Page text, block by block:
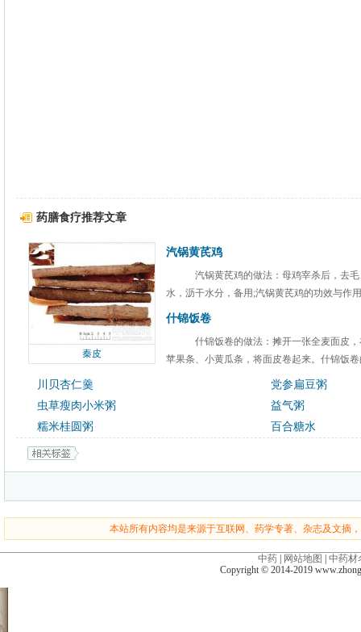
药膳食疗推荐文章
秦皮
汽锅黄芪鸡
汽锅黄芪鸡的做法：母鸡宰杀后，去
水，沥干水分，备用;汽锅黄芪鸡的功效与作
什锦饭卷
什锦饭卷的做法：摊开一张全麦面皮
苹果条、小黄瓜条，将面皮卷起来。什锦饭
川贝杏仁羹
党参扁豆粥
虫草瘦肉小米粥
益气粥
糯米桂圆粥
百合糖水
本站所有内容均是来源于互联网、药学专著、杂志及文摘
中药 网站地图
中药材
Copyright © 2014-2019